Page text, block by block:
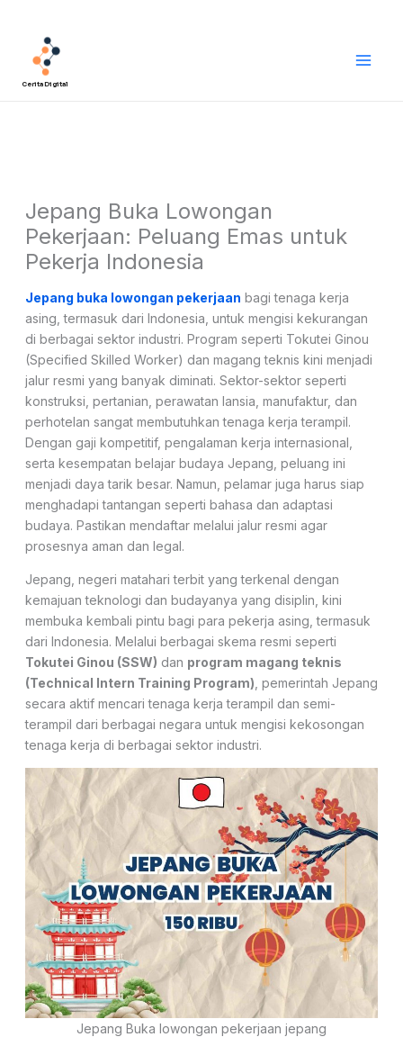
konten
Cerita Digital
Jepang Buka Lowongan
Pekerjaan: Peluang Emas untuk
Pekerja Indonesia
Jepang buka lowongan pekerjaan bagi tenaga kerja
asing, termasuk dari Indonesia, untuk mengisi kekurangan
di berbagai sektor industri. Program seperti Tokutei Ginou
(Specified Skilled Worker) dan magang teknis kini menjadi
jalur resmi yang banyak diminati. Sektor-sektor seperti
konstruksi, pertanian, perawatan lansia, manufaktur, dan
perhotelan sangat membutuhkan tenaga kerja terampil.
Dengan gaji kompetitif, pengalaman kerja internasional,
serta kesempatan belajar budaya Jepang, peluang ini
menjadi daya tarik besar. Namun, pelamar juga harus siap
menghadapi tantangan seperti bahasa dan adaptasi
budaya. Pastikan mendaftar melalui jalur resmi agar
prosesnya aman dan legal.
Jepang, negeri matahari terbit yang terkenal dengan
kemajuan teknologi dan budayanya yang disiplin, kini
membuka kembali pintu bagi para pekerja asing, termasuk
dari Indonesia. Melalui berbagai skema resmi seperti
Tokutei Ginou (SSW) dan program magang teknis
(Technical Intern Training Program) , pemerintah Jepang
secara aktif mencari tenaga kerja terampil dan semi-
terampil dari berbagai negara untuk mengisi kekosongan
tenaga kerja di berbagai sektor industri.
Jepang Buka lowongan pekerjaan jepang